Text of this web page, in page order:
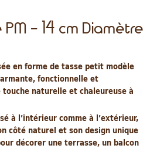
PM - 14 cm Diamètre
en forme de tasse petit modèle
fonctionnelle et
naturelle et chaleureuse à
à l’intérieur comme à l’extérieur,
côté naturel et son design unique
décorer une terrasse, un balcon